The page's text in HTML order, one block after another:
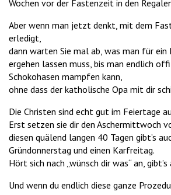
Wochen vor der Fastenzeit in den
Aber wenn man jetzt denkt, mit dem
erledigt,
dann warten Sie mal ab, was man für ein
ergehen lassen muss, bis man endlich
Schokohasen mampfen kann,
ohne dass der katholische Opa mit dir
Die Christen sind echt gut im Feiertage
Erst setzen sie dir den Aschermittwoch
diesen quälend langen 40 Tagen gibt’s
Gründonnerstag und einen Karfreitag.
Hört sich nach „wünsch dir was“ an,
Und wenn du endlich diese ganze